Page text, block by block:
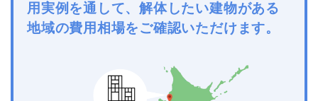
用実例を通して、解体したい建物がある
地域の費用相場をご確認いただけます。